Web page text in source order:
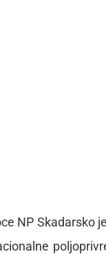
NP Skadarsko